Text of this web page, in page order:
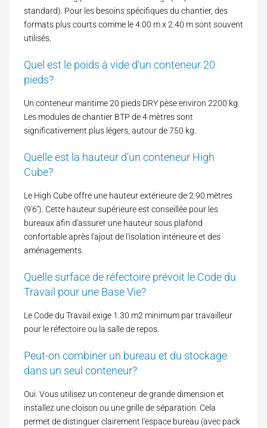
standard). Pour les besoins spécifiques du chantier, des
formats plus courts comme le 4.00 m x 2.40 m sont souvent
utilisés.
Quel est le poids à vide d'un conteneur 20
pieds?
Un conteneur maritime 20 pieds DRY pèse environ 2200 kg.
Les modules de chantier BTP de 4 mètres sont
significativement plus légers, autour de 750 kg.
Quelle est la hauteur d'un conteneur High
Cube?
Le High Cube offre une hauteur extérieure de 2.90 mètres
(9'6''). Cette hauteur supérieure est conseillée pour les
bureaux afin d'assurer une hauteur sous plafond
confortable après l'ajout de l'isolation intérieure et des
aménagements.
Quelle surface de réfectoire prévoit le Code du
Travail pour une Base Vie?
Le Code du Travail exige 1.30 m2 minimum par travailleur
pour le réfectoire ou la salle de repos.
Peut-on combiner un bureau et du stockage
dans un seul conteneur?
Oui. Vous utilisez un conteneur de grande dimension et
installez une cloison ou une grille de séparation. Cela
permet de distinguer clairement l'espace bureau (avec pack